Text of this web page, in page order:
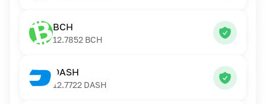
BCH
12.7852 BCH
DASH
12.7722 DASH